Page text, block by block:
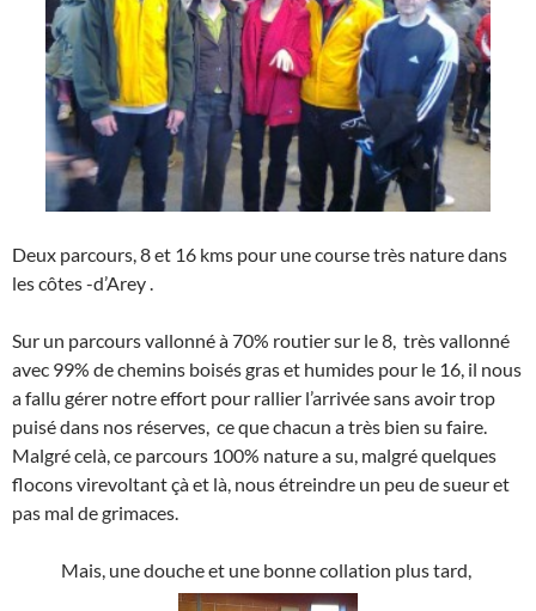
Deux parcours, 8 et 16 kms pour une course très nature dans
les côtes -d’Arey.
Sur un parcours vallonné à 70% routier sur le 8, très vallonné
avec 99% de chemins boisés gras et humides pour le 16, il nous
a fallu gérer notre effort pour rallier l’arrivée sans avoir trop
puisé dans nos réserves, ce que chacun a très bien su faire.
Malgré celà, ce parcours 100% nature a su, malgré quelques
flocons virevoltant çà et là, nous étreindre un peu de sueur et
pas mal de grimaces.
Mais, une douche et une bonne collation plus tard,